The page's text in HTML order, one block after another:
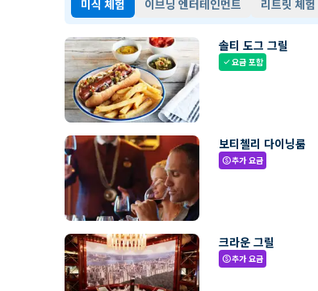
미식 체험 이브닝 엔터테인먼트 리트릿 체험
솔티 도그 그릴
check요금 포함
보티첼리 다이닝룸
paid추가 요금
크라운 그릴
paid추가 요금